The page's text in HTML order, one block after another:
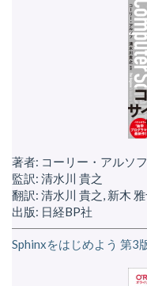
著者: コーリー・アルソフ
監訳: 清水川 貴之
翻訳: 清水川 貴之, 新木
出版: 日経BP社
Sphinxをはじめよう 第3